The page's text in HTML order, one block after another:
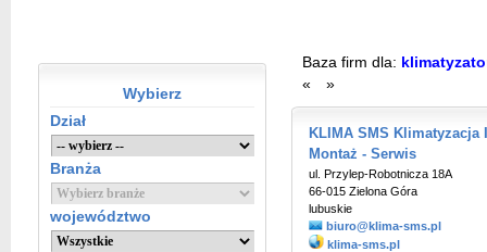
Wybierz
Dział
Branża
województwo
Baza firm dla:
«
»
KLIMA SMS Klimatyzacja
Montaż - Serwis
ul. Przylep-Robotnicza 18A
66-015 Zielona Góra
lubuskie
biuro@klima-sms.pl
klima-sms.pl